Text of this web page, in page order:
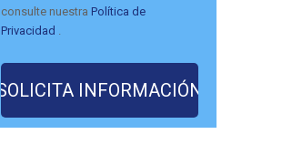
consulte nuestraPolítica de
Privacidad